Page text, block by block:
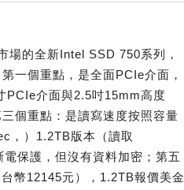
場的全新Intel SSD 750系列，
一個重點，是全面PCIe介面，
PCIe介面與2.5吋15mm高度
個重點：是讀寫速度按照容量
，）1.2TB版本（讀取
保護，但沒有資料加密；第五
幣12145元），1.2TB報價美金